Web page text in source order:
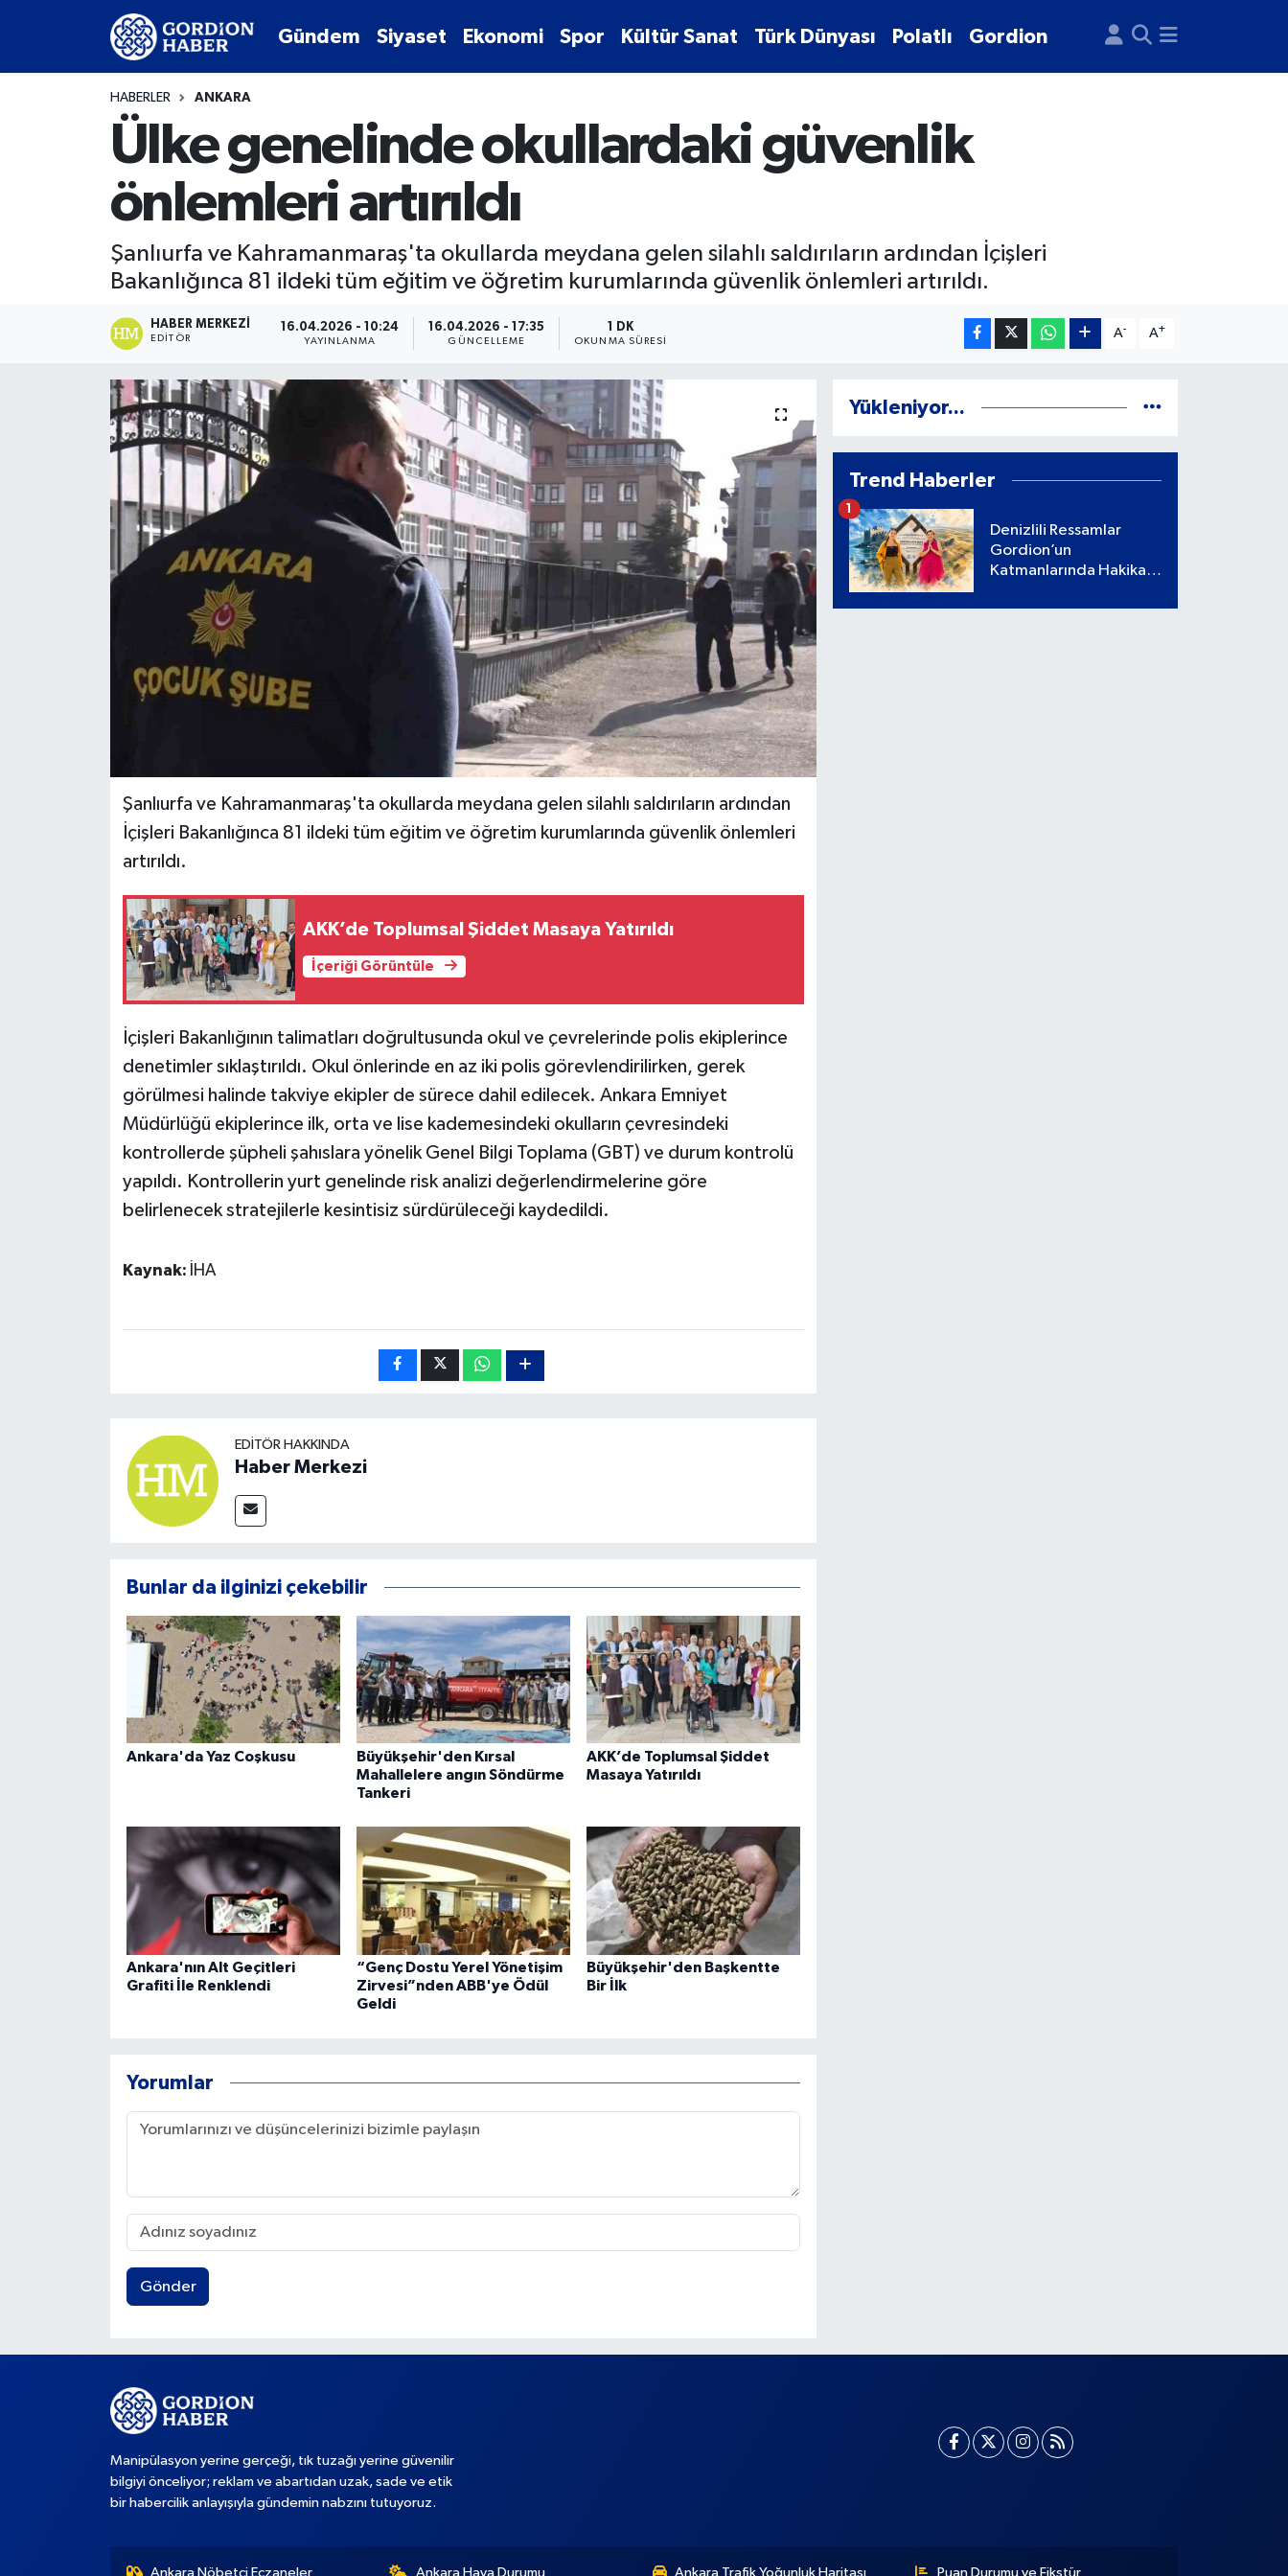
Gündem Siyaset Ekonomi Spor Kültür Sanat Türk Dünyası Polatlı Gordion
HABERLER ANKARA
Ülke genelinde okullardaki güvenlik
önlemleri artırıldı
Şanlıurfa ve Kahramanmaraş'ta okullarda meydana gelen silahlı saldırıların ardından İçişleri
Bakanlığınca 81 ildeki tüm eğitim ve öğretim kurumlarında güvenlik önlemleri artırıldı.
HABER MERKEZI
EDITÖR
16.04.2026 - 10:24
YAYINLANMA
16.04.2026 - 17:35
GÜNCELLEME
1 DK
OKUNMA SÜRESI
A- A+
Şanlıurfa ve Kahramanmaraş'ta okullarda meydana gelen silahlı saldırıların ardından
İçişleri Bakanlığınca 81 ildeki tüm eğitim ve öğretim kurumlarında güvenlik önlemleri
artırıldı.
AKK’de Toplumsal Şiddet Masaya Yatırıldı
İçeriği Görüntüle
İçişleri Bakanlığının talimatları doğrultusunda okul ve çevrelerinde polis ekiplerince
denetimler sıklaştırıldı. Okul önlerinde en az iki polis görevlendirilirken, gerek
görülmesi halinde takviye ekipler de sürece dahil edilecek. Ankara Emniyet
Müdürlüğü ekiplerince ilk, orta ve lise kademesindeki okulların çevresindeki
kontrollerde şüpheli şahıslara yönelik Genel Bilgi Toplama (GBT) ve durum kontrolü
yapıldı. Kontrollerin yurt genelinde risk analizi değerlendirmelerine göre
belirlenecek stratejilerle kesintisiz sürdürüleceği kaydedildi.
Kaynak: İHA
EDITÖR HAKKINDA
Haber Merkezi
Bunlar da ilginizi çekebilir
Ankara'da Yaz Coşkusu
Büyükşehir'den Kırsal
Mahallelere angın Söndürme
Tankeri
AKK’de Toplumsal Şiddet
Masaya Yatırıldı
Ankara'nın Alt Geçitleri
Grafiti İle Renklendi
“Genç Dostu Yerel Yönetişim
Zirvesi”nden ABB'ye Ödül
Geldi
Büyükşehir'den Başkentte
Bir İlk
Yorumlar
Gönder
Yükleniyor...
Trend Haberler
Denizlili Ressamlar
Gordion’un
Katmanlarında Hakikati
1
Manipülasyon yerine gerçeği, tık tuzağı yerine güvenilir
bilgiyi önceliyor; reklam ve abartıdan uzak, sade ve etik
bir habercilik anlayışıyla gündemin nabzını tutuyoruz.
Ankara Nöbetçi Eczaneler Ankara Hava Durumu Ankara Trafik Yoğunluk Haritası Puan Durumu ve Fikstür
Sosyal Medya Hesaplarımız
Gündem
Ekonomi
Kültür Sanat
Ankara Nöbetçi Eczaneler
Ankara Hava Durumu
Ankara Trafik Yoğunluk Haritası
Süper Lig Puan Durumu ve Fikstür
Tüm Manşetler
Son Dakika Haberleri